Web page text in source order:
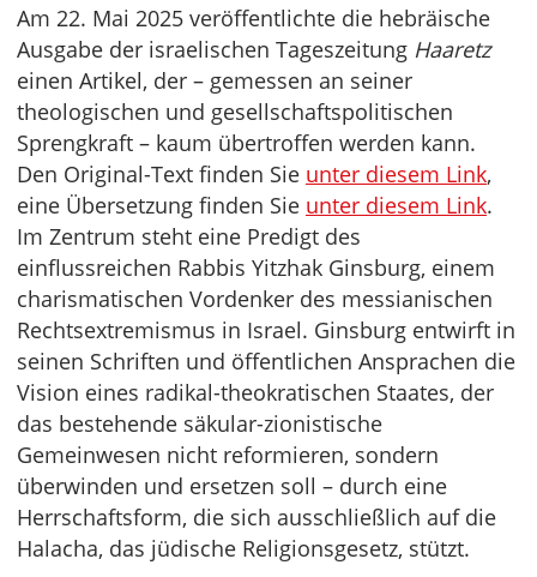
Am 22. Mai 2025 veröffentlichte die hebräische
Ausgabe der israelischen Tageszeitung Haaretz
einen Artikel, der – gemessen an seiner
theologischen und gesellschaftspolitischen
Sprengkraft – kaum übertroffen werden kann.
Den Original-Text finden Sie unter diesem Link,
eine Übersetzung finden Sie unter diesem Link.
Im Zentrum steht eine Predigt des
einflussreichen Rabbis Yitzhak Ginsburg, einem
charismatischen Vordenker des messianischen
Rechtsextremismus in Israel. Ginsburg entwirft in
seinen Schriften und öffentlichen Ansprachen die
Vision eines radikal-theokratischen Staates, der
das bestehende säkular-zionistische
Gemeinwesen nicht reformieren, sondern
überwinden und ersetzen soll – durch eine
Herrschaftsform, die sich ausschließlich auf die
Halacha, das jüdische Religionsgesetz, stützt.